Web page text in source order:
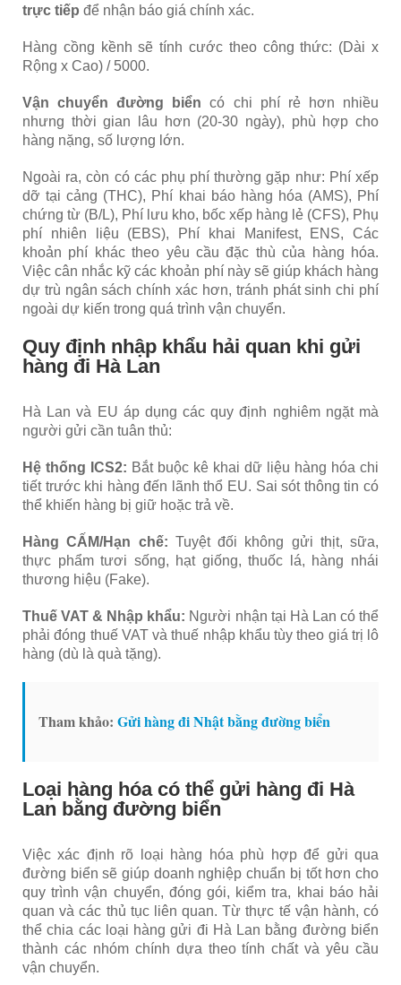
trực tiếp để nhận báo giá chính xác.
Hàng cồng kềnh sẽ tính cước theo công thức: (Dài x
Rộng x Cao) / 5000.
Vận chuyển đường biển có chi phí rẻ hơn nhiều
nhưng thời gian lâu hơn (20-30 ngày), phù hợp cho
hàng nặng, số lượng lớn.
Ngoài ra, còn có các phụ phí thường gặp như: Phí xếp
dỡ tại cảng (THC), Phí khai báo hàng hóa (AMS), Phí
chứng từ (B/L), Phí lưu kho, bốc xếp hàng lẻ (CFS), Phụ
phí nhiên liệu (EBS),
Phí khai Manifest, ENS, Các
khoản phí khác theo yêu cầu đặc thù của hàng hóa.
Việc cân nhắc kỹ các khoản phí này sẽ giúp khách hàng
dự trù ngân sách chính xác hơn, tránh phát sinh chi phí
ngoài dự kiến trong quá trình vận chuyển.
Quy định nhập khẩu hải quan khi gửi
hàng đi Hà Lan
Hà Lan và EU áp dụng các quy định nghiêm ngặt mà
người gửi cần tuân thủ:
Hệ thống ICS2: Bắt buộc kê khai dữ liệu hàng hóa chi
tiết trước khi hàng đến lãnh thổ EU. Sai sót thông tin có
thể khiến hàng bị giữ hoặc trả về.
Hàng CẤM/Hạn chế: Tuyệt đối không gửi thịt, sữa,
thực phẩm tươi sống, hạt giống, thuốc lá, hàng nhái
thương hiệu (Fake).
Thuế VAT & Nhập khẩu: Người nhận tại Hà Lan có thể
phải đóng thuế VAT và thuế nhập khẩu tùy theo giá trị lô
hàng (dù là quà tặng).
Tham khảo: Gửi hàng đi Nhật bằng đường biển
Loại hàng hóa có thể gửi hàng đi Hà
Lan bằng đường biển
Việc xác định rõ loại hàng hóa phù hợp để gửi qua
đường biển sẽ giúp doanh nghiệp chuẩn bị tốt hơn cho
quy trình vận chuyển, đóng gói, kiểm tra, khai báo hải
quan và các thủ tục liên quan. Từ thực tế vận hành, có
thể chia các loại hàng gửi đi Hà Lan bằng đường biển
thành các nhóm chính dựa theo tính chất và yêu cầu
vận chuyển.